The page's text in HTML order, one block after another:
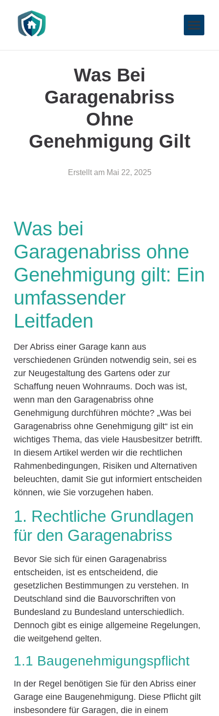
Was Bei
Garagenabriss
Ohne
Genehmigung Gilt
Erstellt am Mai 22, 2025
Was bei
Garagenabriss ohne
Genehmigung gilt: Ein
umfassender
Leitfaden
Der Abriss einer Garage kann aus
verschiedenen Gründen notwendig sein, sei es
zur Neugestaltung des Gartens oder zur
Schaffung neuen Wohnraums. Doch was ist,
wenn man den Garagenabriss ohne
Genehmigung durchführen möchte? „Was bei
Garagenabriss ohne Genehmigung gilt“ ist ein
wichtiges Thema, das viele Hausbesitzer betrifft.
In diesem Artikel werden wir die rechtlichen
Rahmenbedingungen, Risiken und Alternativen
beleuchten, damit Sie gut informiert entscheiden
können, wie Sie vorzugehen haben.
1. Rechtliche Grundlagen
für den Garagenabriss
Bevor Sie sich für einen Garagenabriss
entscheiden, ist es entscheidend, die
gesetzlichen Bestimmungen zu verstehen. In
Deutschland sind die Bauvorschriften von
Bundesland zu Bundesland unterschiedlich.
Dennoch gibt es einige allgemeine Regelungen,
die weitgehend gelten.
1.1 Baugenehmigungspflicht
In der Regel benötigen Sie für den Abriss einer
Garage eine Baugenehmigung. Diese Pflicht gilt
insbesondere für Garagen, die in einem